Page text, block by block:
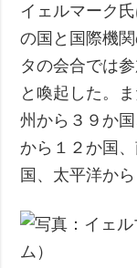
イェルマーク
の国と国際機
タの会合では
と喚起した。
州から３９か
から１２か国
国、太平洋か